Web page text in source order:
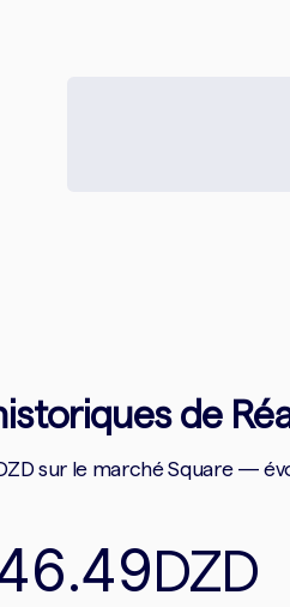
de
sur le marché Square —
DZD